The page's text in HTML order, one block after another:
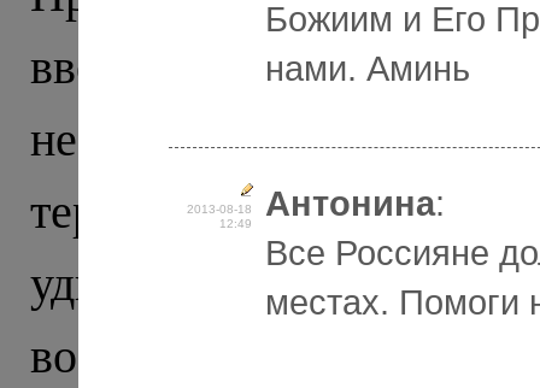
вверх, в горы) и,
неспокойных. Тут
террористической
удивляет стрельба
военные с автоматами,
Божиим и Его
нами. Аминь
2013-08-18
12:49
Антонина:
Все Россияне
местах. Помоги